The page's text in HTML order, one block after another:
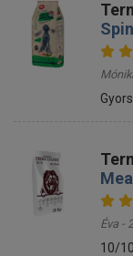
Éva -
10/